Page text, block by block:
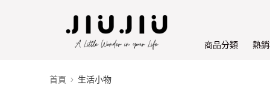
商品分類 熱
首頁 生活小物